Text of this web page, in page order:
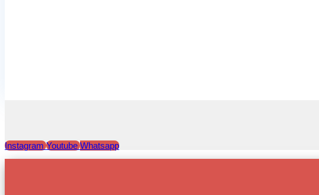
Instagram Youtube Whatsapp